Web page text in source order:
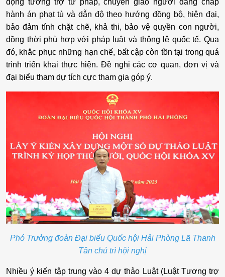
động tương trợ tư pháp, chuyển giao người đang chấp
hành án phạt tù và dẫn độ theo hướng đồng bộ, hiện đại,
bảo đảm tính chặt chẽ, khả thi, bảo vệ quyền con người,
đồng thời phù hợp với pháp luật và thông lệ quốc tế. Qua
đó, khắc phục những hạn chế, bất cập còn tồn tại trong quá
trình triển khai thực hiện. Đề nghị các cơ quan, đơn vị và
đại biểu tham dự tích cực tham gia góp ý.
Phó Trưởng đoàn Đại biểu Quốc hội Hải Phòng Lã Thanh
Tân chủ trì hội nghị
Nhiều ý kiến tập trung vào 4 dự thảo Luật (Luật Tương trợ